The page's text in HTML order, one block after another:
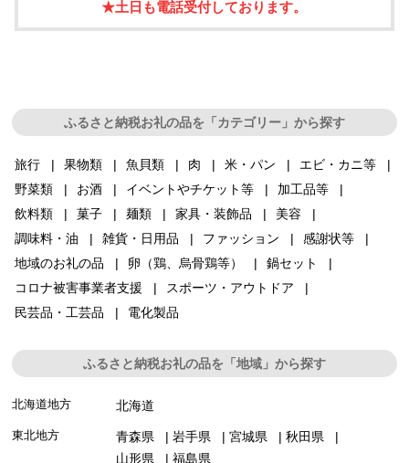
★土日も電話受付しております。
ふるさと納税お礼の品を「カテゴリー」から探す
旅行 果物類 魚貝類 肉 米・パン
エビ・カニ等
野菜類
お酒 イベントやチケット等
加工品等
飲料類
菓子 麺類 家具・装飾品
美容
調味料・油
雑貨・日用品 ファッション
感謝状等
地域のお礼の品
卵（鶏、烏骨鶏等）
鍋セット
コロナ被害事業者支援
スポーツ・アウトドア
民芸品・工芸品
電化製品
ふるさと納税お礼の品を「地域」から探す
北海道地方 北海道
東北地方 青森県 岩手県 宮城県
秋田県
山形県
福島県